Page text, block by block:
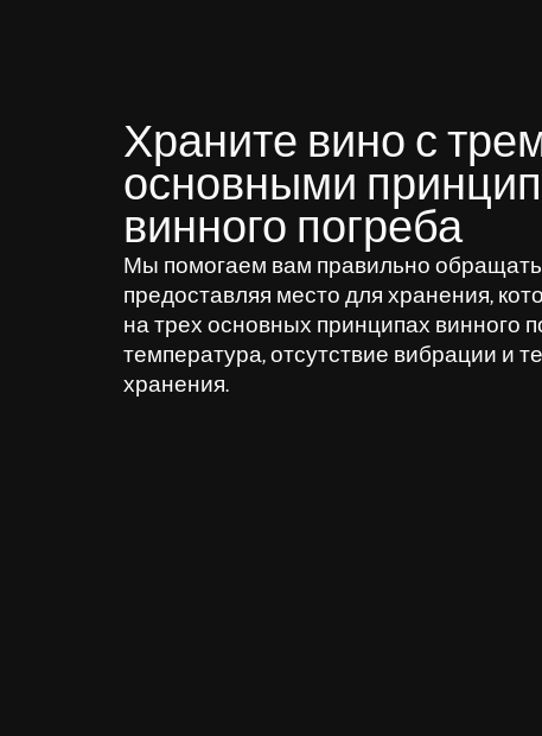
Храните вино с
основными
винного погреба
Мы помогаем вам правильно
предоставляя место для хранения,
на трех основных принципах винного
температура, отсутствие вибрации и
хранения.